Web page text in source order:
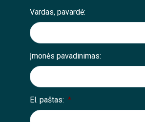
Vardas, pavardė:
Įmonės pavadinimas:
El. paštas: *